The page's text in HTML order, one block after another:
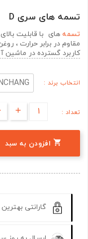
تسمه های سری D
تسمه های با قابلیت
مقاوم در برابر حرارت ،
کاربرد گسترده در
انتخاب برند :
تعداد :
 افزودن به سبد
گارانتی